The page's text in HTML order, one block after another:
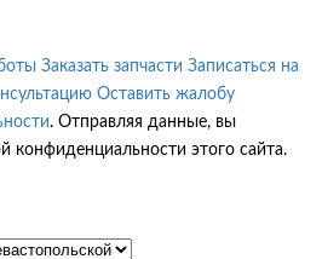
Заказать запчасти Записаться на
Оставить жалобу
. Отправляя данные, вы
конфиденциальности этого сайта.